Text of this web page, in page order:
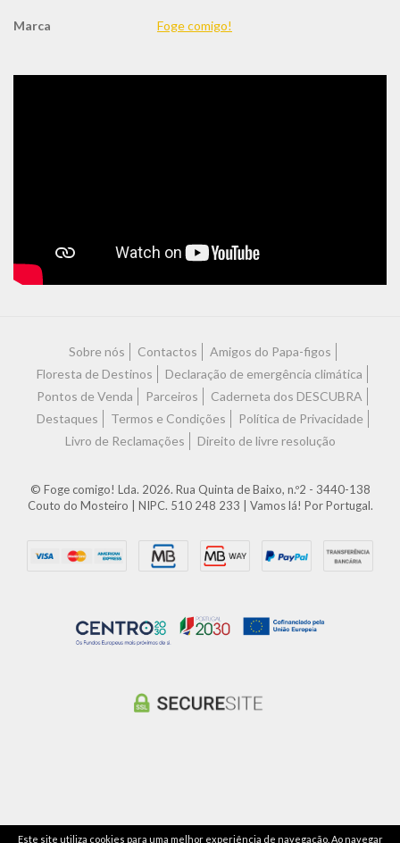
Marca
Foge comigo!
Sobre nós Contactos
Amigos do Papa-figos
Floresta de Destinos
Declaração de emergência climática
Pontos de Venda
Parceiros
Caderneta dos DESCUBRA
Destaques
Termos e Condições
Política de Privacidade
Livro de Reclamações
Direito de livre resolução
© Foge comigo! Lda. 2026. Rua Quinta de Baixo, n.º2 - 3440-138
Couto do Mosteiro | NIPC. 510 248 233 | Vamos lá! Por Portugal.
Este site utiliza cookies para uma melhor experiência de navegação. Ao navegar